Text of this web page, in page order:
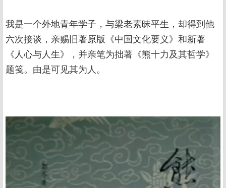
我是一个外地青年学子，与梁老素昧平生，却得到他
六次接谈，亲赐旧著原版《中国文化要义》和新著
《人心与人生》，并亲笔为拙著《熊十力及其哲学》
题笺。由是可见其为人。